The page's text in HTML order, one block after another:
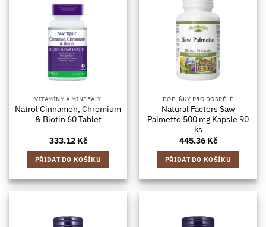
VITAMÍNY A MINERÁLY
Natrol Cinnamon, Chromium
& Biotin 60 Tablet
333.12 Kč
PŘIDAT DO KOŠÍKU
DOPLŇKY PRO DOSPĚLÉ
Natural Factors Saw
Palmetto 500 mg Kapsle 90
ks
445.36 Kč
PŘIDAT DO KOŠÍKU